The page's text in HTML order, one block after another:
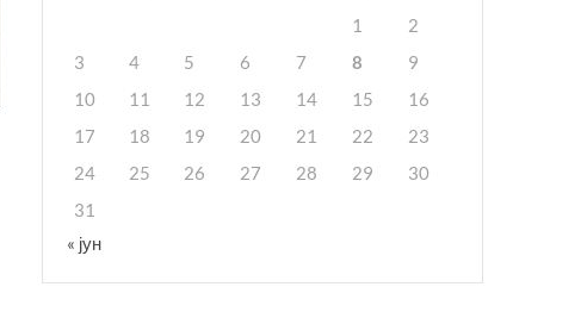
1
2
3
4 5 6 7 8
9
10
11 12 13 14 15
16
17
18 19 20 21 22
23
24
25 26 27 28 29
30
31
« јун